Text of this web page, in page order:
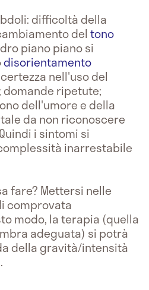
difficoltà della
del tono
piano piano si
disorientamento
nell'uso del
domande ripetute;
dell'umore e della
da non riconoscere
i sintomi si
inarrestabile
fare? Mettersi nelle
comprovata
modo, la terapia (quella
adeguata) si potrà
della gravità/intensità